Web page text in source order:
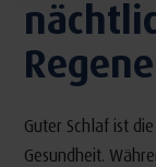
Guter Schlaf ist die
Gesundheit.